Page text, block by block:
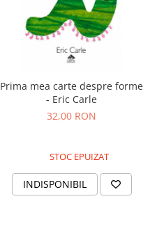
Prima mea carte despre forme
- Eric Carle
32,00 RON
STOC EPUIZAT
INDISPONIBIL